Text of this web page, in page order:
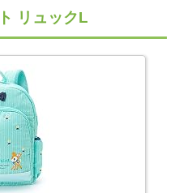
リュックL